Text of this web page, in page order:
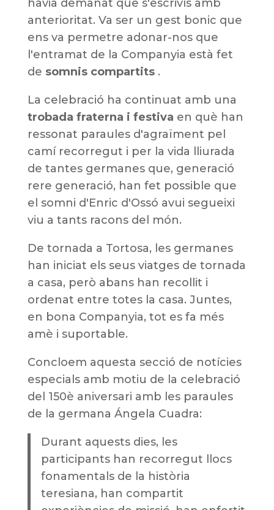
havia demanat que s'escrivís amb
anterioritat. Va ser un gest bonic que
ens va permetre adonar-nos que
l'entramat de la Companyia està fet
de somnis compartits.
La celebració ha continuat amb una
trobada fraterna i festiva en què han
ressonat paraules d'agraïment pel
camí recorregut i per la vida lliurada
de tantes germanes que, generació
rere generació, han fet possible que
el somni d'Enric d'Ossó avui segueixi
viu a tants racons del món.
De tornada a Tortosa, les germanes
han iniciat els seus viatges de tornada
a casa, però abans han recollit i
ordenat entre totes la casa. Juntes,
en bona Companyia, tot es fa més
amè i suportable.
Concloem aquesta secció de notícies
especials amb motiu de la celebració
del 150è aniversari amb les paraules
de la germana Ángela Cuadra:
Durant aquests dies, les
participants han recorregut llocs
fonamentals de la història
teresiana, han compartit